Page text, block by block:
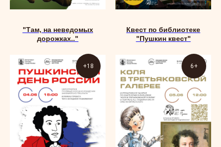
"Там, на неведомых
дорожках.."
Квест по библиотеке
"Пушкин квест"
+18 6+